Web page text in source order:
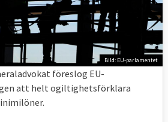
Bild: EU-parlamentet
föreslog EU-
att helt ogiltighetsförklara